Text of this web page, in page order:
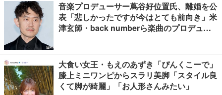
音楽プロデューサー蔦谷好位置氏、離婚を公
表「悲しかったですが今はとても前向き」米
津玄師・back numberら楽曲のプロデュー
大食い女王・もえのあずき「ぴんくこーで」
膝上ミニワンピからスラリ美脚「スタイル良
くて脚が綺麗」「お人形さんみたい」